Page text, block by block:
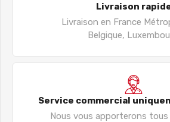
Livraison
Livraison en France
Belgique,
Service commercial
Nous vous apporterons tous